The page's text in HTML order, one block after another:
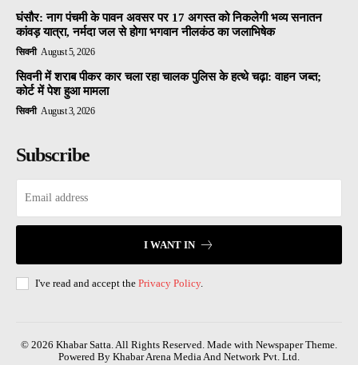
घंसौर: नाग पंचमी के पावन अवसर पर 17 अगस्त को निकलेगी भव्य सनातन
कांवड़ यात्रा, नर्मदा जल से होगा भगवान नीलकंठ का जलाभिषेक
सिवनी August 5, 2026
सिवनी में शराब पीकर कार चला रहा चालक पुलिस के हत्थे चढ़ा: वाहन जब्त;
कोर्ट में पेश हुआ मामला
सिवनी August 3, 2026
Subscribe
I WANT IN
I've read and accept the Privacy Policy.
© 2026 Khabar Satta. All Rights Reserved. Made with Newspaper Theme.
Powered By Khabar Arena Media And Network Pvt. Ltd.